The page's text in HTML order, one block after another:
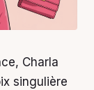
Charla
singulière